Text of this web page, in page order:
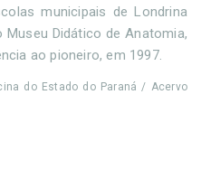
municipais de Londrina
Didático de Anatomia,
ao pioneiro, em 1997.
do Estado do Paraná / Acervo